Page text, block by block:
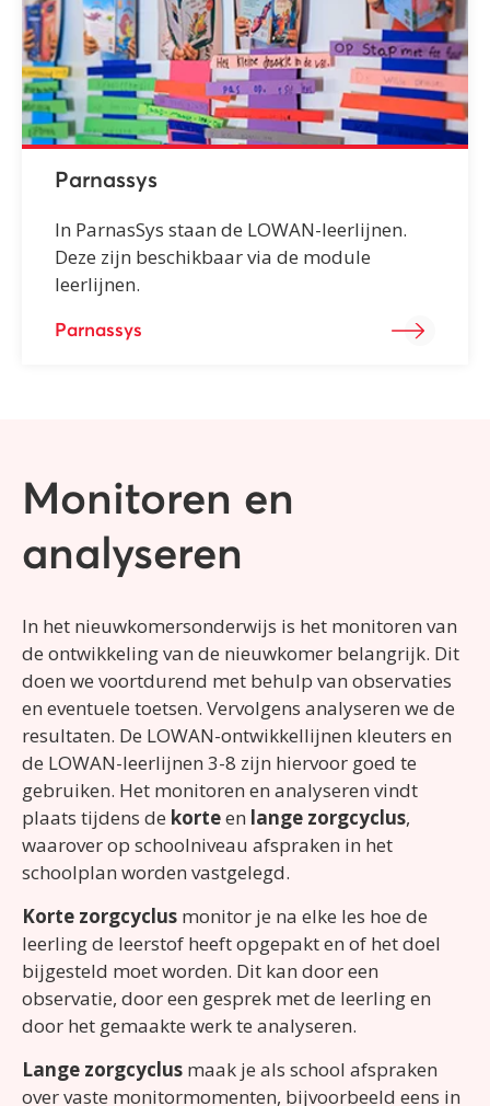
Parnassys
In ParnasSys staan de LOWAN-leerlijnen.
Deze zijn beschikbaar via de module
leerlijnen.
Parnassys
Monitoren en
analyseren
In het nieuwkomersonderwijs is het monitoren van
de ontwikkeling van de nieuwkomer belangrijk. Dit
doen we voortdurend met behulp van observaties
en eventuele toetsen. Vervolgens analyseren we de
resultaten. De LOWAN-ontwikkellijnen kleuters en
de LOWAN-leerlijnen 3-8 zijn hiervoor goed te
gebruiken. Het monitoren en analyseren vindt
plaats tijdens de korteen lange zorgcyclus,
waarover op schoolniveau afspraken in het
schoolplan worden vastgelegd.
Korte zorgcyclus monitor je na elke les hoe de
leerling de leerstof heeft opgepakt en of het doel
bijgesteld moet worden. Dit kan door een
observatie, door een gesprek met de leerling en
door het gemaakte werk te analyseren.
Lange zorgcyclus maak je als school afspraken
over vaste monitormomenten, bijvoorbeeld eens in